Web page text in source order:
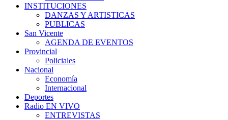
INSTITUCIONES
DANZAS Y ARTISTICAS
PUBLICAS
San Vicente
AGENDA DE EVENTOS
Provincial
Policiales
Nacional
Economía
Internacional
Deportes
Radio EN VIVO
ENTREVISTAS